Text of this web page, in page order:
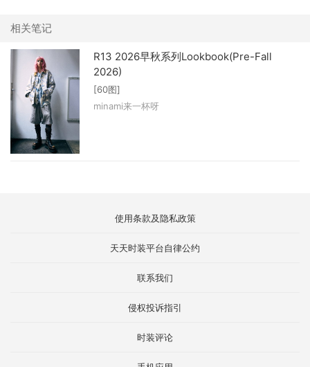
相关笔记
R13 2026早秋系列Lookbook(Pre-Fall
2026)
[60图]
minami来一杯呀
使用条款及隐私政策
天天时装平台自律公约
联系我们
侵权投诉指引
时装评论